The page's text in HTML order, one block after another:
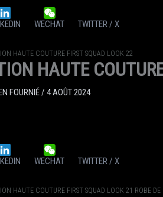
WECHAT TWITTER / X
HAUTE COUTURE FIRST SQUAD LOOK 22
HAUTE
FOURNIÉ/ 4 AOÛT 2024
WECHAT TWITTER / X
HAUTE COUTURE FIRST SQUAD LOOK 21 ROBE DE